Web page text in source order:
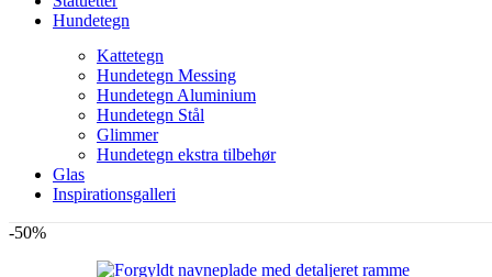
Hundetegn
Kattetegn
Hundetegn Messing
Hundetegn Aluminium
Hundetegn Stål
Glimmer
Hundetegn ekstra tilbehør
Glas
Inspirationsgalleri
-50%